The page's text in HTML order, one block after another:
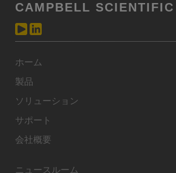
CAMPBELL
ホーム
製品
ソリューション
サポート
会社概要
ニュースルーム